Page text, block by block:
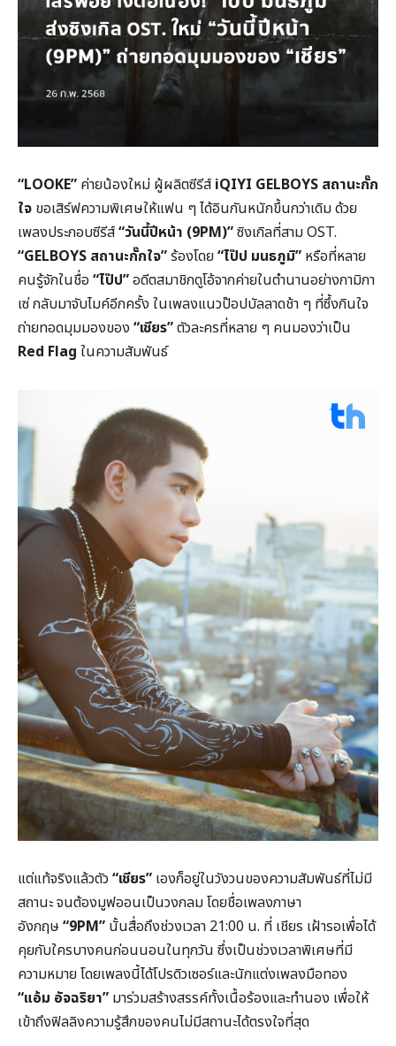
“LOOKE” ค่ายน้องใหม่ ผู้ผลิตซีรีส์ iQIYI GELBOYS สถานะกั๊ก
ใจ ขอเสิร์ฟความพิเศษให้แฟน ๆ ได้อินกันหนักขึ้นกว่าเดิม ด้วย
เพลงประกอบซีรีส์“วันนี้ปีหน้า (9PM)”ซิงเกิลที่สาม OST.
“GELBOYS สถานะกั๊กใจ”ร้องโดย“ไป๊ป มนธภูมิ” หรือที่หลาย
คนรู้จักในชื่อ “ไป๊ป”อดีตสมาชิกดูโอ้จากค่ายในตำนานอย่างกามิกา
เซ่ กลับมาจับไมค์อีกครั้ง ในเพลงแนวป๊อปบัลลาดช้า ๆ ที่ซึ้งกินใจ
ถ่ายทอดมุมมองของ “เชียร”ตัวละครที่หลาย ๆ คนมองว่าเป็น
Red Flag ในความสัมพันธ์
แต่แท้จริงแล้วตัว “เชียร” เองก็อยู่ในวังวนของความสัมพันธ์ที่ไม่มี
สถานะ จนต้องมูฟออนเป็นวงกลม โดยชื่อเพลงภาษา
อังกฤษ“9PM” นั้นสื่อถึงช่วงเวลา 21:00 น. ที่ เชียร เฝ้ารอเพื่อได้
คุยกับใครบางคนก่อนนอนในทุกวัน ซึ่งเป็นช่วงเวลาพิเศษที่มี
ความหมาย โดยเพลงนี้ได้โปรดิวเซอร์และนักแต่งเพลงมือทอง
“แอ้ม อัจฉริยา” มาร่วมสร้างสรรค์ทั้งเนื้อร้องและทำนอง เพื่อให้
เข้าถึงฟิลลิงความรู้สึกของคนไม่มีสถานะได้ตรงใจที่สุด